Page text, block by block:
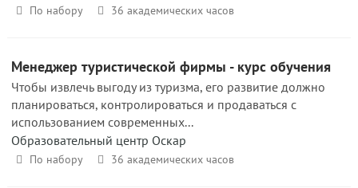
По набору 36 академических часов
Менеджер туристической фирмы - курс обучения
Чтобы извлечь выгоду из туризма, его развитие должно
планироваться, контролироваться и продаваться с
использованием современных...
Образовательный центр Оскар
По набору 36 академических часов